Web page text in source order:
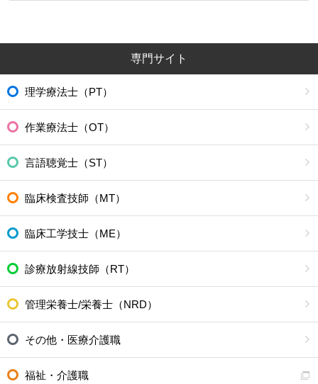
専門サイト
理学療法士（PT）
作業療法士（OT）
言語聴覚士（ST）
臨床検査技師（MT）
臨床工学技士（ME）
診療放射線技師（RT）
管理栄養士/栄養士（NRD）
その他・医療介護職
福祉・介護職